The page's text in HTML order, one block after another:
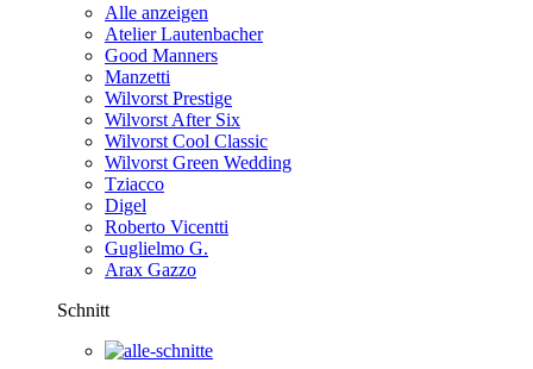
Alle anzeigen
Atelier Lautenbacher
Good Manners
Manzetti
Wilvorst Prestige
Wilvorst After Six
Wilvorst Cool Classic
Wilvorst Green Wedding
Tziacco
Digel
Roberto Vicentti
Guglielmo G.
Arax Gazzo
Schnitt